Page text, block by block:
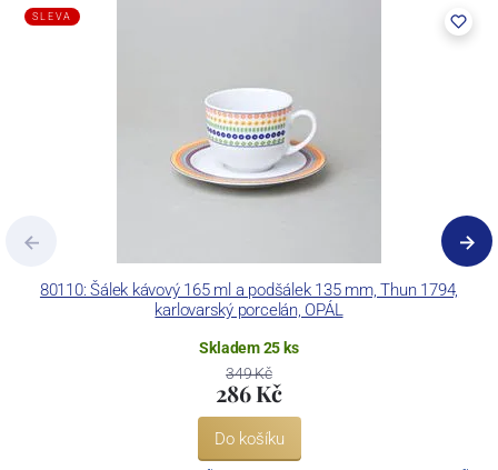
pecemi a vtavnou dekorační pecí. Závod je schopen dekorovat své
výrobky pomocí klasických dekoračních technik.
80110: Šálek kávový 165 ml a podšálek 135 mm, Thun 1794,
karlovarský porcelán, OPÁL
SLEVA
Skladem 25 ks
349 Kč
286 Kč
Do košíku